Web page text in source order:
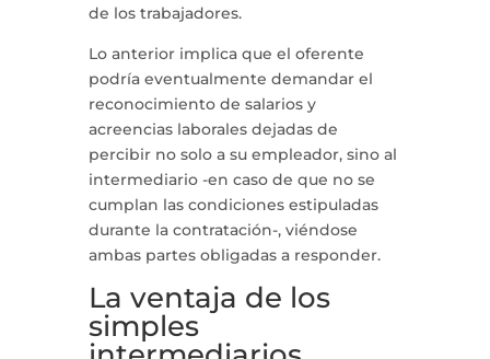
de los trabajadores.
Lo anterior implica que el oferente
podría eventualmente demandar el
reconocimiento de salarios y
acreencias laborales dejadas de
percibir no solo a su empleador, sino al
intermediario -en caso de que no se
cumplan las condiciones estipuladas
durante la contratación-, viéndose
ambas partes obligadas a responder.
La ventaja de los
simples